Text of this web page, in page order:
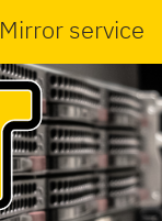
Mirror service